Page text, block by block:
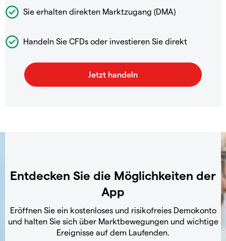
Sie erhalten direkten Marktzugang (DMA)
Handeln Sie CFDs oder investieren Sie direkt
Entdecken Sie die Möglichkeiten der
App
Eröffnen Sie ein kostenloses und risikofreies Demokonto
und halten Sie sich über Marktbewegungen und wichtige
Ereignisse auf dem Laufenden.